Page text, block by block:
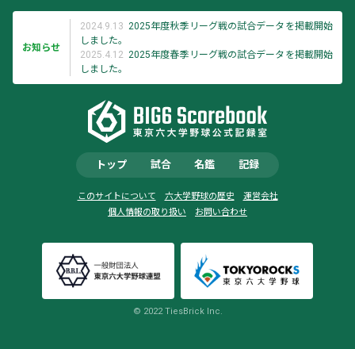
お知らせ
2024.9.13 2025年度秋季リーグ戦の試合データを掲載開始
しました。
2025.4.12 2025年度春季リーグ戦の試合データを掲載開始
しました。
トップ 試合 名鑑 記録
このサイトについて 六大学野球の歴史
運営会社
個人情報の取り扱い
お問い合わせ
© 2022 TiesBrick Inc.